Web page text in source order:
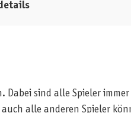
sind alle Spieler immer
alle anderen Spieler